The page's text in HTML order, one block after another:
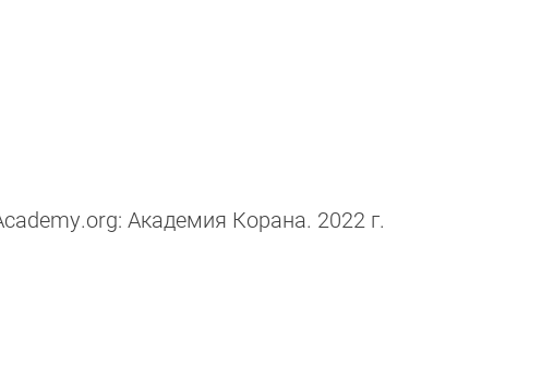
Академия Корана. 2022 г.